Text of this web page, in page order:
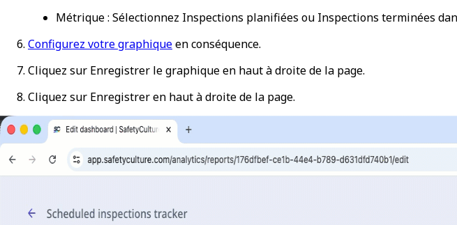
Métrique : Sélectionnez Inspections planifiées ou Inspections terminées
Configurez votre graphiqueen conséquence.
Cliquez sur Enregistrer le graphiqueen haut à droite de la page.
Cliquez sur Enregistreren haut à droite de la page.